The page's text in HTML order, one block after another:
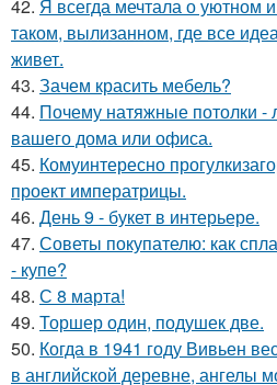
42. Я всегда мечтала о уютном
таком, вылизанном, где все
живет.
43. Зачем красить мебель?
44. Почему натяжные потолки
вашего дома или офиса.
45. Комуинтересно
проект императрицы.
46. День 9 - букет в интерьере.
47. Советы покупателю: как
- купе?
48. С 8 марта!
49. Торшер один, подушек две.
50. Когда в 1941 году Вивьен
в английской деревне, ангелы